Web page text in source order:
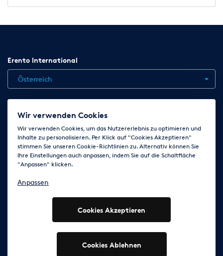
Erento International
Österreich
Jobs Kontakt News
AGB
Impressum Cookie-Einstellungen ändern
Folge uns auf
© 2003 - 2026 Erento Campanda GmbH - Alle Rechte
vorbehalten
Ausgewiesene Marken gehören den jeweiligen Eigentümern.
Wir verwenden Cookies
Wir verwenden Cookies, um das Nutzererlebnis zu optimieren und
Inhalte zu personalisieren. Per Klick auf "Cookies Akzeptieren"
stimmen Sie unseren Cookie-Richtlinien zu. Alternativ können Sie
Ihre Einstellungen auch anpassen, indem Sie auf die Schaltfläche
"Anpassen" klicken.
Anpassen
Cookies Akzeptieren
Cookies Ablehnen